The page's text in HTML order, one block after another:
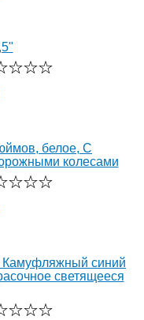
белое, С
колесами
Камуфляжный синий
светящееся